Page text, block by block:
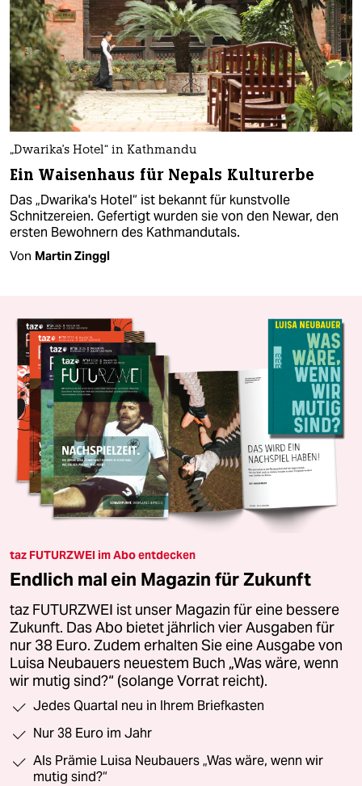
„Dwarika's Hotel“ in Kathmandu
Ein Waisenhaus für Nepals Kulturerbe
Das „Dwarika's Hotel“ ist bekannt für kunstvolle
Schnitzereien. Gefertigt wurden sie von den Newar, den
ersten Bewohnern des Kathmandutals.
Von Martin Zinggl
taz FUTURZWEI im Abo entdecken
Endlich mal ein Magazin für Zukunft
taz FUTURZWEI ist unser Magazin für eine bessere
Zukunft. Das Abo bietet jährlich vier Ausgaben für
nur 38 Euro. Zudem erhalten Sie eine Ausgabe von
Luisa Neubauers neuestem Buch „Was wäre, wenn
wir mutig sind?“ (solange Vorrat reicht).
Jedes Quartal neu in Ihrem Briefkasten
Nur 38 Euro im Jahr
Als Prämie Luisa Neubauers „Was wäre, wenn wir
mutig sind?“